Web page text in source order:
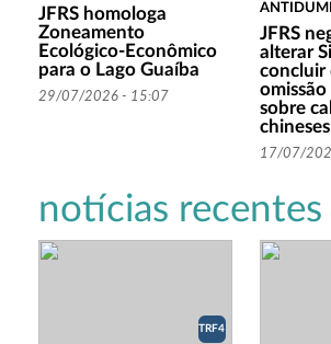
JFRS homologa
Zoneamento
Ecológico-Econômico
para o Lago Guaíba
29/07/2026 - 15:07
JFRS
alterar
concluir
sobre
chineses
17/07/
notícias recentes
TRF4